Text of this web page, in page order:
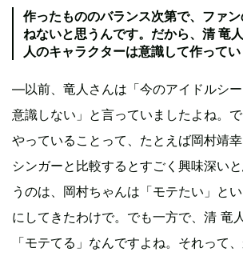
作ったもののバランス次第で、ファ
ねないと思うんです。だから、清 竜
人のキャラクターは意識して作ってい
―以前、竜人さんは「今のアイドルシ
意識しない」と言っていましたよね。
やっていることって、たとえば岡村靖
シンガーと比較するとすごく興味深い
うのは、岡村ちゃんは「モテたい」と
にしてきたわけで。でも一方で、清 竜
「モテてる」なんですよね。それって